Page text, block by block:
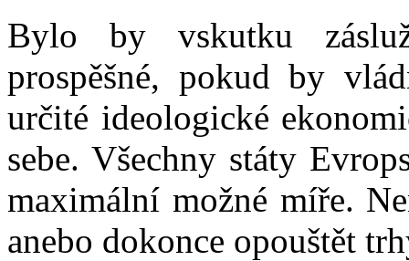
Bylo by vskutku
prospěšné, pokud by
určité ideologické
sebe. Všechny státy
maximální možné míře.
anebo dokonce opouštět